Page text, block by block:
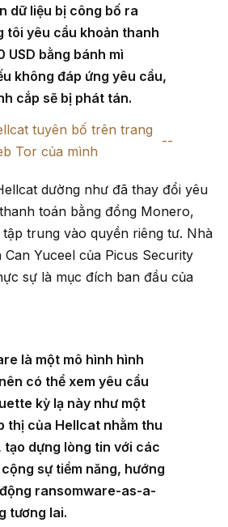
dữ liệu bị công bố ra
tôi yêu cầu khoản thanh
USD bằng bánh mì
không đáp ứng yêu cầu,
cắp sẽ bị phát tán.
tuyên bố trên trang
Tor của mình
dường như đã thay đổi yêu
toán bằng đồng Monero,
trung vào quyền riêng tư. Nhà
Yuceel của Picus Security
sự là mục đích ban đầu của
là một mô hình hình
có thể xem yêu cầu
kỳ lạ này như một
thị của Hellcat nhằm thu
tạo dựng lòng tin với các
sự tiềm năng, hướng
ransomware-as-a-
tương lai.